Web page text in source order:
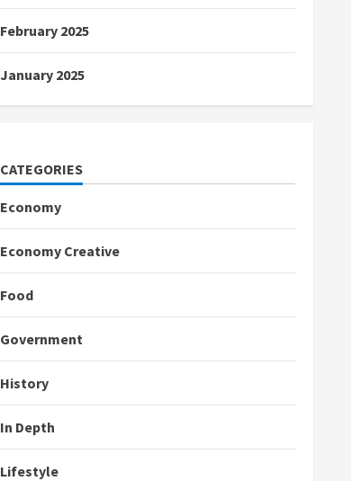
February 2025
January 2025
CATEGORIES
Economy
Economy Creative
Food
Government
History
In Depth
Lifestyle